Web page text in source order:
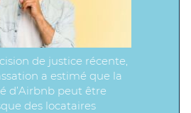
de justice récente,
a estimé que la
d’Airbnb peut être
des locataires